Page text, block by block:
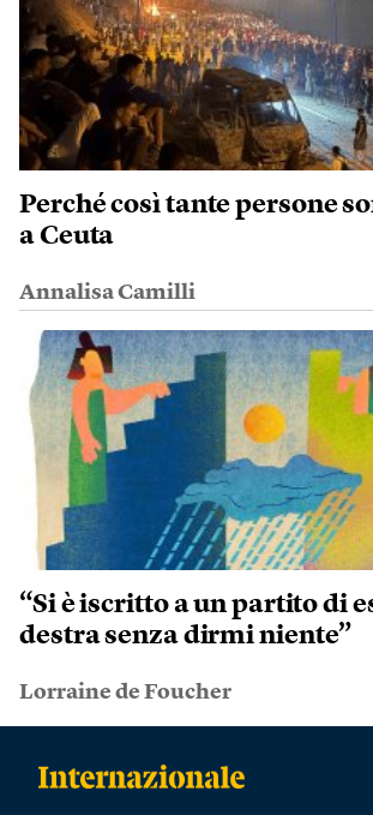
Perché così tante persone
a Ceuta
Annalisa Camilli
“Si è iscritto a un partito di
destra senza dirmi niente”
Lorraine de Foucher